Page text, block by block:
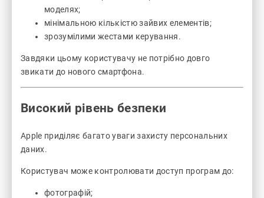
моделях;
мінімальною кількістю зайвих елементів;
зрозумілими жестами керування.
Завдяки цьому користувачу не потрібно довго
звикати до нового смартфона.
Високий рівень безпеки
Apple приділяє багато уваги захисту персональних
даних.
Користувач може контролювати доступ програм до:
фотографій;